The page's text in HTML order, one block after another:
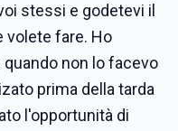
stessi e godetevi il
volete fare. Ho
non lo facevo
prima della tarda
l'opportunità di